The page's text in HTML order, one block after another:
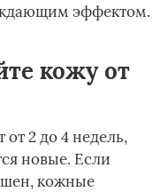
эффектом.
кожу от
от 2 до 4 недель,
новые. Если
кожные